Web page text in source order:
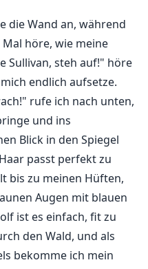
die Wand an, während
höre, wie meine
Sullivan, steh auf!" höre
endlich aufsetze.
rufe ich nach unten,
und ins
Blick in den Spiegel
passt perfekt zu
bis zu meinen Hüften,
Augen mit blauen
ist es einfach, fit zu
den Wald, und als
bekomme ich mein